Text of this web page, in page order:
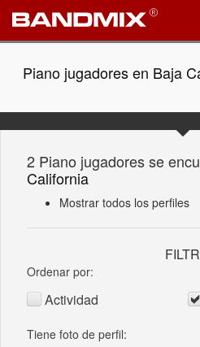
Piano jugadores en Baja
2 Piano jugadores se
California
Mostrar todos los perfiles
Ordenar por:
Actividad
Tiene foto de perfil: